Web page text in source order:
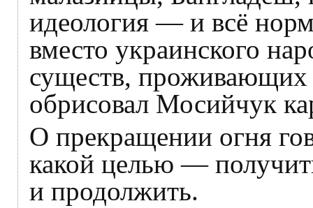
идеология — и всё
вместо украинского
существ,
обрисовал Мосийчук
О прекращении огня
какой целью —
и продолжить.